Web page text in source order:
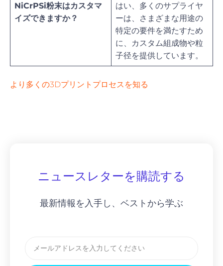
NiCrPSi粉末はカスタマ
イズできますか？
はい、多くのサプライヤ
ーは、さまざまな用途の
特定の要件を満たすため
に、カスタム組成物や粒
子径を提供しています。
より多くの3Dプリントプロセスを知る
ニュースレターを購読する
最新情報を入手し、ベストから学ぶ